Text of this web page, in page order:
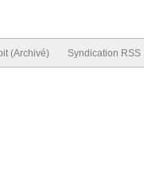
(Archivé) Syndication RSS